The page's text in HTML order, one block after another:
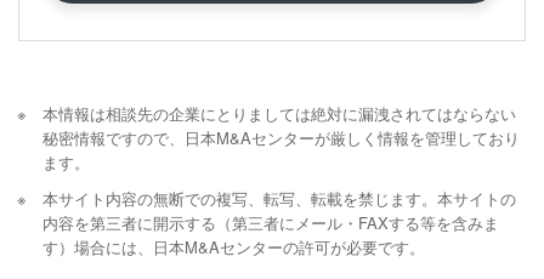
本情報は相談先の企業にとりましては絶対に漏洩されてはならない
秘密情報ですので、日本M&Aセンターが厳しく情報を管理しており
ます。
本サイト内容の無断での複写、転写、転載を禁じます。本サイトの
内容を第三者に開示する（第三者にメール・FAXする等を含みま
す）場合には、日本M&Aセンターの許可が必要です。